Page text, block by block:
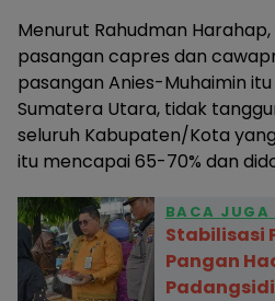
Menurut Rahudman
pasangan capres dan
pasangan Anies-Muhaimin
Sumatera Utara, tidak
seluruh Kabupaten/Kota
itu mencapai 65-70% dan
BACA JUGA
Stabilisasi
Pangan